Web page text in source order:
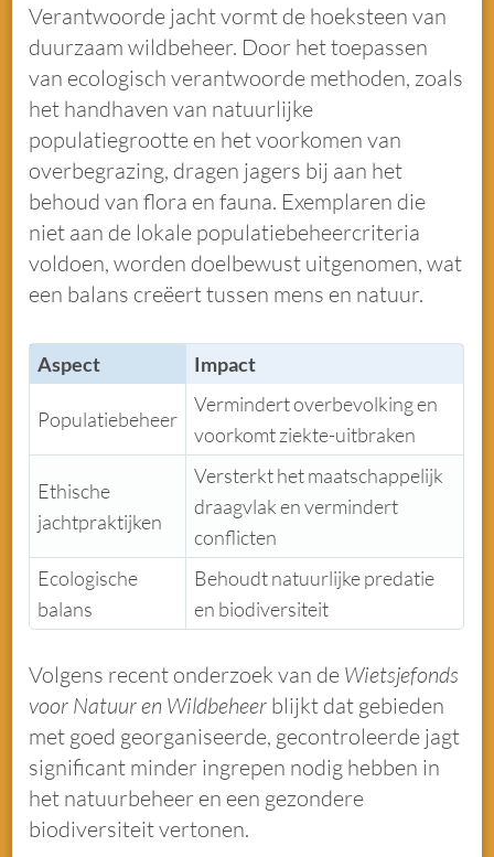
Verantwoorde jacht vormt de hoeksteen van
duurzaam wildbeheer. Door het toepassen
van ecologisch verantwoorde methoden, zoals
het handhaven van natuurlijke
populatiegrootte en het voorkomen van
overbegrazing, dragen jagers bij aan het
behoud van flora en fauna. Exemplaren die
niet aan de lokale populatiebeheercriteria
voldoen, worden doelbewust uitgenomen, wat
een balans creëert tussen mens en natuur.
Aspect Impact
Populatiebeheer
Vermindert overbevolking en
voorkomt ziekte-uitbraken
Ethische
jachtpraktijken
Versterkt het maatschappelijk
draagvlak en vermindert
conflicten
Ecologische
balans
Behoudt natuurlijke predatie
en biodiversiteit
Volgens recent onderzoek van de Wietsjefonds
voor Natuur en Wildbeheer blijkt dat gebieden
met goed georganiseerde, gecontroleerde jagt
significant minder ingrepen nodig hebben in
het natuurbeheer en een gezondere
biodiversiteit vertonen.